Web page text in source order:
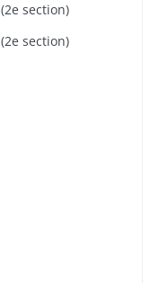
section)
section)